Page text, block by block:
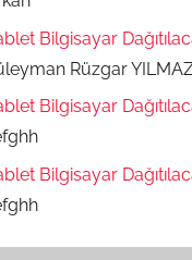
Bilgisayar
Rüzgar
Bilgisayar
Bilgisayar